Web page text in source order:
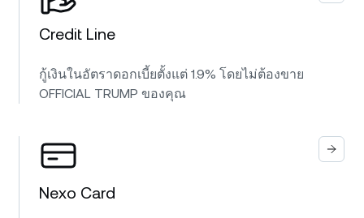
Credit Line
กู้เงินในอัตราดอกเบี้ยตั้งแต่ 1.9% โดยไม่ต้องขาย
OFFICIAL TRUMP ของคุณ
Nexo Card